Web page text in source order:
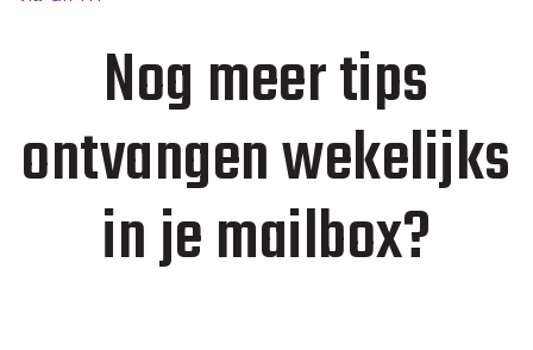
Nog meer tips
ontvangen wekelijks
in je mailbox?